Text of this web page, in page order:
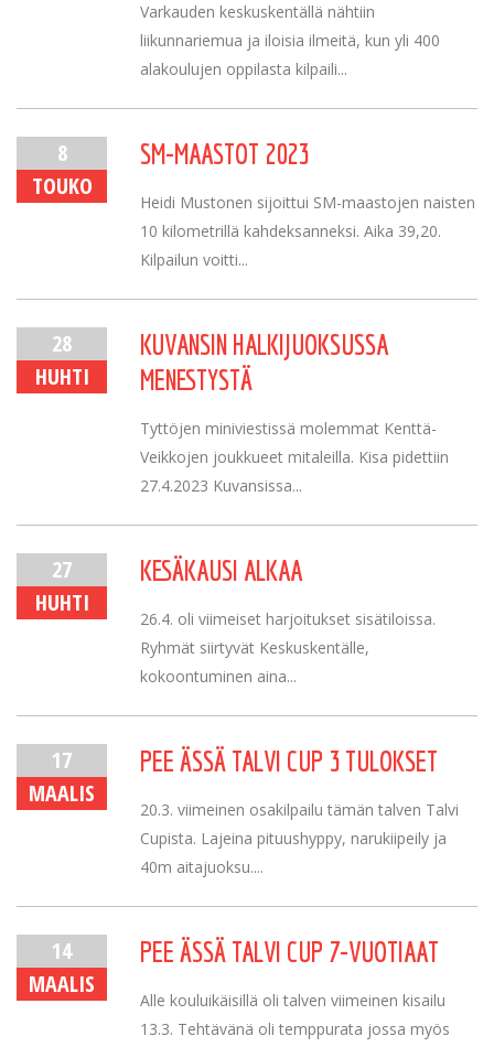
Varkauden keskuskentällä nähtiin
liikunnariemua ja iloisia ilmeitä, kun yli 400
alakoulujen oppilasta kilpaili...
8
TOUKO
SM-MAASTOT 2023
Heidi Mustonen sijoittui SM-maastojen naisten
10 kilometrillä kahdeksanneksi. Aika 39,20.
Kilpailun voitti...
28
HUHTI
KUVANSIN HALKIJUOKSUSSA
MENESTYSTÄ
Tyttöjen miniviestissä molemmat Kenttä-
Veikkojen joukkueet mitaleilla. Kisa pidettiin
27.4.2023 Kuvansissa...
27
HUHTI
KESÄKAUSI ALKAA
26.4. oli viimeiset harjoitukset sisätiloissa.
Ryhmät siirtyvät Keskuskentälle,
kokoontuminen aina...
17
MAALIS
PEE ÄSSÄ TALVI CUP 3 TULOKSET
20.3. viimeinen osakilpailu tämän talven Talvi
Cupista. Lajeina pituushyppy, narukiipeily ja
40m aitajuoksu....
14
MAALIS
PEE ÄSSÄ TALVI CUP 7-VUOTIAAT
Alle kouluikäisillä oli talven viimeinen kisailu
13.3. Tehtävänä oli temppurata jossa myös